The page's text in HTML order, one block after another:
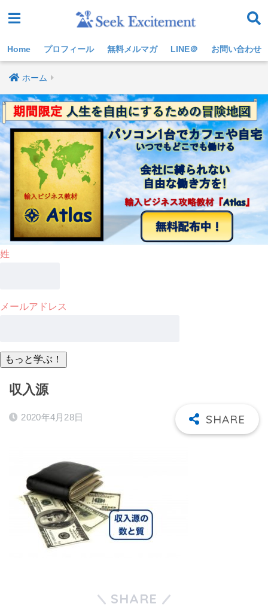
Home プロフィール 無料メルマガ LINE＠ お問い合わせ
ホーム
姓
メールアドレス
収入源
2020年4月28日
SHARE